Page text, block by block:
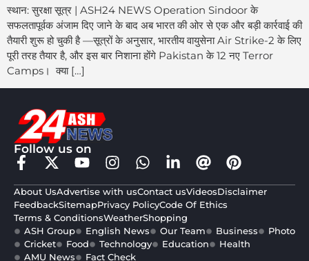
स्थान: सुरक्षा सूत्र | ASH24 NEWS Operation Sindoor के
सफलतापूर्वक अंजाम दिए जाने के बाद अब भारत की ओर से एक और बड़ी कार्रवाई की
तैयारी शुरू हो चुकी है —सूत्रों के अनुसार, भारतीय वायुसेना Air Strike-2 के लिए
पूरी तरह तैयार है, और इस बार निशाना होंगे Pakistan के 12 नए Terror
Camps। क्या […]
Follow us on
About UsAdvertise with usContact usVideosDisclaimer
FeedbackSitemapPrivacy PolicyCode Of Ethics
Terms & ConditionsWeatherShopping
ASH Group
English News Our Team Business
Photo
Cricket
Food Technology Education
Health
AMU News
Fact Check